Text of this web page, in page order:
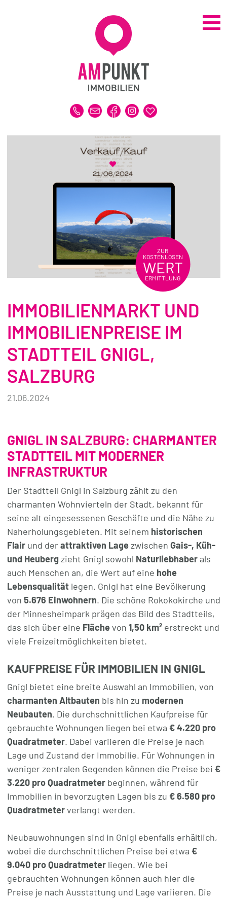
ALLE IMMOBILIEN
GEWERBE
DUBAI-IMMOBILIEN
MERKLISTE
IMMOBILIENBEWERTUNG
REFERENZEN
ÜBER UNS
FÜR KÄUFER
FÜR VERKÄUFER
BLOG
ZUR
KOSTENLOSEN
WERT
ERMITTLUNG
IMMOBILIENMARKT UND
IMMOBILIENPREISE IM
STADTTEIL GNIGL,
SALZBURG
21.06.2024
GNIGL IN SALZBURG: CHARMANTER
STADTTEIL MIT MODERNER
INFRASTRUKTUR
Der Stadtteil Gnigl in Salzburg zählt zu den
charmanten Wohnvierteln der Stadt, bekannt für
seine alt eingesessenen Geschäfte und die Nähe zu
Naherholungsgebieten. Mit seinem historischen
Flairund derattraktiven Lagezwischen Gais-, Küh-
und Heuberg zieht Gnigl sowohl Naturliebhaberals
auch Menschen an, die Wert auf eine hohe
Lebensqualitätlegen. Gnigl hat eine Bevölkerung
von 5.676 Einwohnern. Die schöne Rokokokirche und
der Minnesheimpark prägen das Bild des Stadtteils,
das sich über eine Flächevon 1,50 km²erstreckt und
viele Freizeitmöglichkeiten bietet.
KAUFPREISE FÜR IMMOBILIEN IN GNIGL
Gnigl bietet eine breite Auswahl an Immobilien, von
charmanten Altbauten bis hin zu modernen
Neubauten. Die durchschnittlichen Kaufpreise für
gebrauchte Wohnungen liegen bei etwa € 4.220 pro
Quadratmeter. Dabei variieren die Preise je nach
Lage und Zustand der Immobilie. Für Wohnungen in
weniger zentralen Gegenden können die Preise bei €
3.220 pro Quadratmeterbeginnen, während für
Immobilien in bevorzugten Lagen bis zu € 6.580 pro
Quadratmeterverlangt werden.
Neubauwohnungen sind in Gnigl ebenfalls erhältlich,
wobei die durchschnittlichen Preise bei etwa €
9.040 pro Quadratmeterliegen. Wie bei
gebrauchten Wohnungen können auch hier die
Preise je nach Ausstattung und Lage variieren. Die